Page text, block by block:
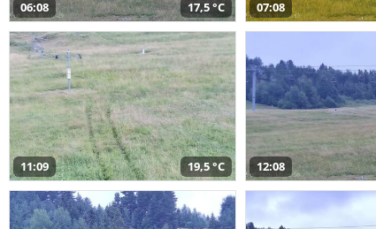
06:08 17,5 °C 07:08
11:09 19,5 °C 12:08